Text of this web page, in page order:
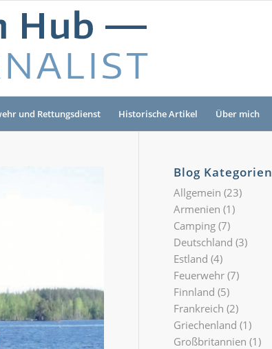
und Rettungsdienst Historische Artikel Über mich
Blog Kategorien
Allgemein (23)
Armenien (1)
Camping (7)
Deutschland (3)
Estland (4)
Feuerwehr (7)
Finnland (5)
Frankreich (2)
Griechenland (1)
Großbritannien (1)